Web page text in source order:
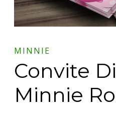
MINNIE
Convite
Minnie